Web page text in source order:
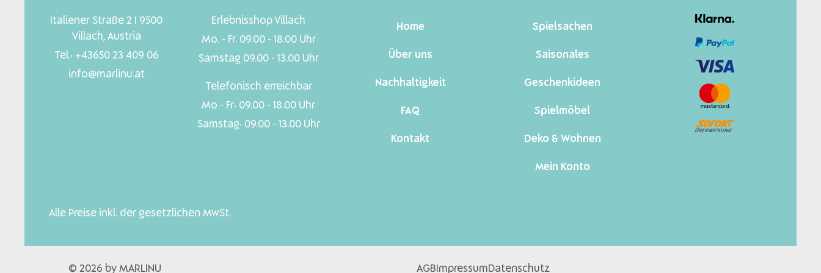
Italiener Straße 2 I 9500
Villach, Austria
Tel.: +43650 23 409 06
info@marlinu.at
Erlebnisshop Villach
Mo. - Fr. 09.00 - 18.00 Uhr
Samstag 09.00 - 13.00 Uhr
Telefonisch erreichbar
Mo - Fr: 09.00 - 18.00 Uhr
Samstag: 09.00 - 13.00 Uhr
Home
Über uns
Nachhaltigkeit
FAQ
Kontakt
Spielsachen
Saisonales
Geschenkideen
Spielmöbel
Deko & Wohnen
Mein Konto
Alle Preise inkl. der gesetzlichen MwSt.
© 2026 by MARLINU AGB ImpressumDatenschutz